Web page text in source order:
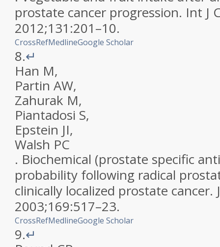
prostate cancer progression. Int J
2012;131:201–10.
CrossRefMedlineGoogle Scholar
8.↵
Han M,
Partin AW,
Zahurak M,
Piantadosi S,
Epstein JI,
Walsh PC
. Biochemical (prostate specific
probability following radical
clinically localized prostate cancer.
2003;169:517–23.
CrossRefMedlineGoogle Scholar
9.↵